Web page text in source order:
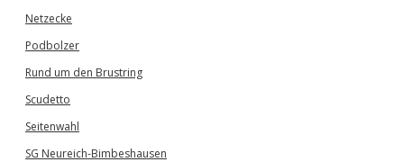
Netzecke
Podbolzer
Rund um den Brustring
Scudetto
Seitenwahl
SG Neureich-Bimbeshausen